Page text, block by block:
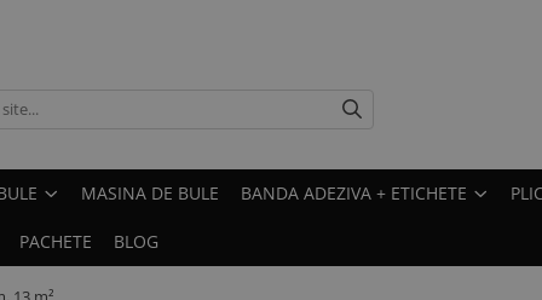
MASINA DE BULE BANDA ADEZIVA + ETICHETE
PACHETE BLOG